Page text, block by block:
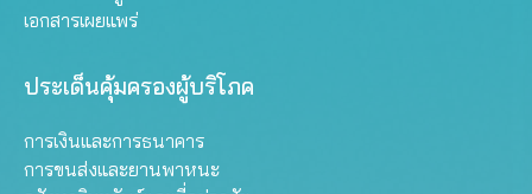
เอกสารเผยแพร่
ประเด็นคุ้มครองผู้บริโภค
การเงินและการธนาคาร
การขนส่งและยานพาหนะ